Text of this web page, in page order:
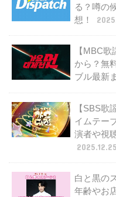
る？噂の
想！
【MBC
から？無
ブル最新
【SBS歌
イムテー
演者や視
2025.12.25
白と黒の
年齢やお